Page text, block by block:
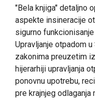
"Bela knjiga" detaljno
aspekte insineracije
sigurno
Upravljanje otpadom
zakonima preuzetim
hijerarhiji upravljanja
ponovnu upotrebu,
pre krajnjeg odlaganja